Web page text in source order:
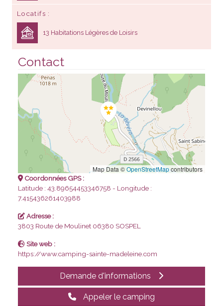
Locatifs
13 Habitations Légères de Loisirs
Contact
Map Data ©OpenStreetMapcontributors
Coordonnées GPS :
Latitude : 43.89654453346758 - Longitude :
7.415436261403988
Adresse :
3803 Route de Moulinet 06380 SOSPEL
Site web :
https://www.camping-sainte-madeleine.com
Demande d'informations
Appeler le camping